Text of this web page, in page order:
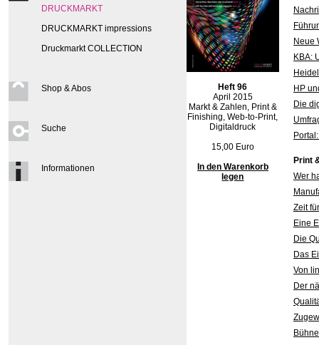
DRUCKMARKT
DRUCKMARKT impressions
Druckmarkt COLLECTION
Shop & Abos
Suche
Informationen
Heft 96
April 2015
Markt & Zahlen, Print &
Finishing, Web-to-Print,
Digitaldruck
15,00 Euro
In den Warenkorb
legen
Neue
KBA:
HP
Die
Print
Wer
Zeit
Eine
Die
Das
Von
Der